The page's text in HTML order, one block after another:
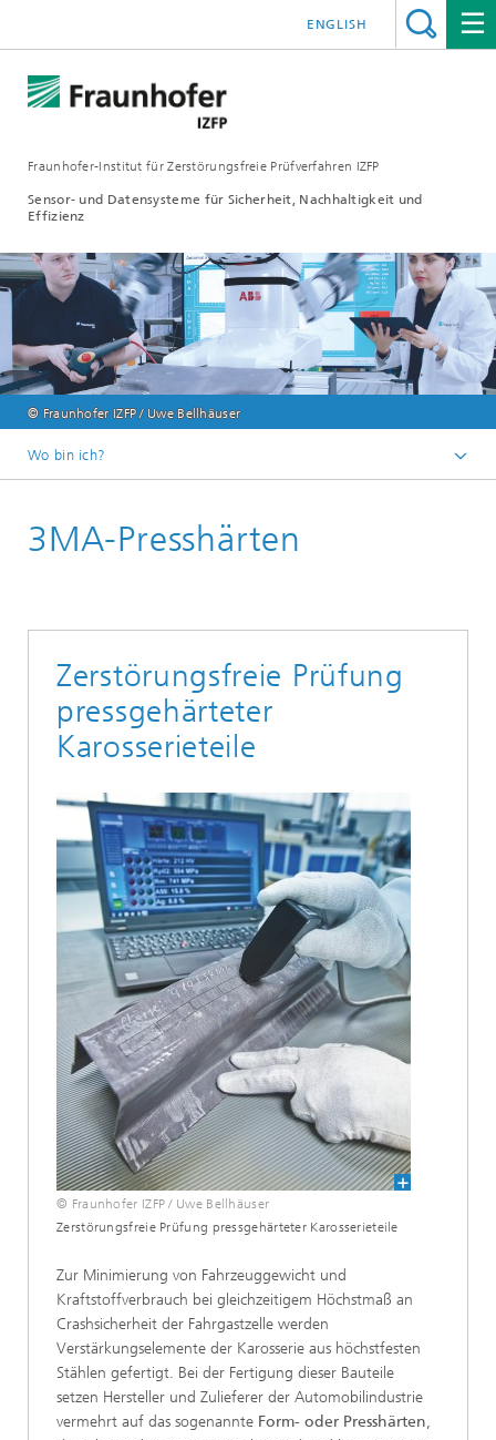
Fraunhofer-Institut für Zerstörungsfreie Prüfverfahren IZFP
Sensor- und Datensysteme für Sicherheit, Nachhaltigkeit und
Effizienz
ENGLISH
© Fraunhofer IZFP / Uwe Bellhäuser
Wo bin ich?
Produkte & Dienstleistungen
3MA-Presshärten
Zerstörungsfreie Prüfung
pressgehärteter
Karosserieteile
© Fraunhofer IZFP / Uwe Bellhäuser
Zerstörungsfreie Prüfung pressgehärteter Karosserieteile
Zur Minimierung von Fahrzeuggewicht und
Kraftstoffverbrauch bei gleichzeitigem Höchstmaß an
Crashsicherheit der Fahrgastzelle werden
Verstärkungselemente der Karosserie aus höchstfesten
Stählen gefertigt. Bei der Fertigung dieser Bauteile
setzen Hersteller und Zulieferer der Automobilindustrie
vermehrt auf das sogenannte Form- oder Presshärten,